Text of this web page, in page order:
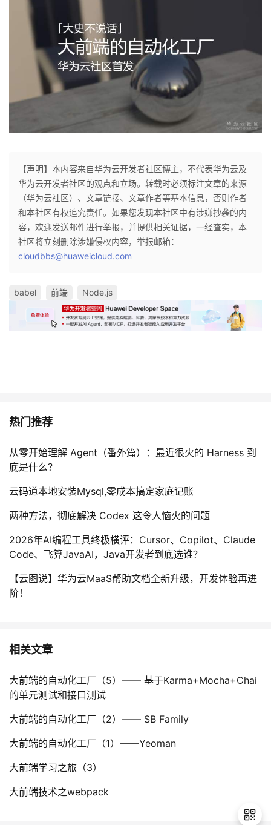
【声明】本内容来自华为云开发者社区博主，不代表华为云及
华为云开发者社区的观点和立场。转载时必须标注文章的来源
（华为云社区）、文章链接、文章作者等基本信息，否则作者
和本社区有权追究责任。如果您发现本社区中有涉嫌抄袭的内
容，欢迎发送邮件进行举报，并提供相关证据，一经查实，本
社区将立刻删除涉嫌侵权内容，举报邮箱：
cloudbbs@huaweicloud.com
babel 前端 Node.js
热门推荐
从零开始理解 Agent（番外篇）：最近很火的 Harness 到
底是什么？
云码道本地安装Mysql,零成本搞定家庭记账
两种方法，彻底解决 Codex 这令人恼火的问题
2026年AI编程工具终极横评：Cursor、Copilot、Claude
Code、飞算JavaAI，Java开发者到底选谁？
【云图说】华为云MaaS帮助文档全新升级，开发体验再进
阶！
相关文章
大前端的自动化工厂（5）—— 基于Karma+Mocha+Chai
的单元测试和接口测试
大前端的自动化工厂（2）—— SB Family
大前端的自动化工厂（1）——Yeoman
大前端学习之旅（3）
大前端技术之webpack